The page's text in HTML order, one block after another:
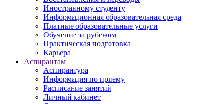
Иностранному студенту
Информационная образовательная среда
Платные образовательные услуги
Обучение за рубежом
Практическая подготовка
Карьера
Аспирантам
Аспирантура
Информация по приему
Расписание занятий
Личный кабинет